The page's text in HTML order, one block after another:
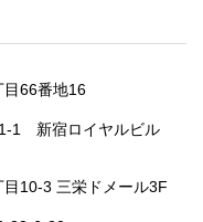
目66番地16
1 新宿ロイヤルビル
10-3 三栄ドメール3F